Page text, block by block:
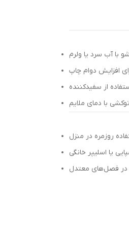
با آب سرد یا ولرم
افزایش دوام چاپ
از سفیدکننده
با دمای ملایم
روزمره در منزل
یا اسلیپر خانگی
در فصل‌های معتدل